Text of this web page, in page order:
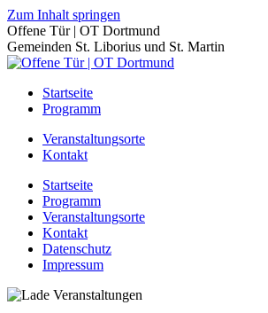
Zum Inhalt springen
Offene Tür | OT Dortmund
Gemeinden St. Liborius und St. Martin
Startseite
Programm
Veranstaltungsorte
Kontakt
Startseite
Programm
Veranstaltungsorte
Kontakt
Datenschutz
Impressum